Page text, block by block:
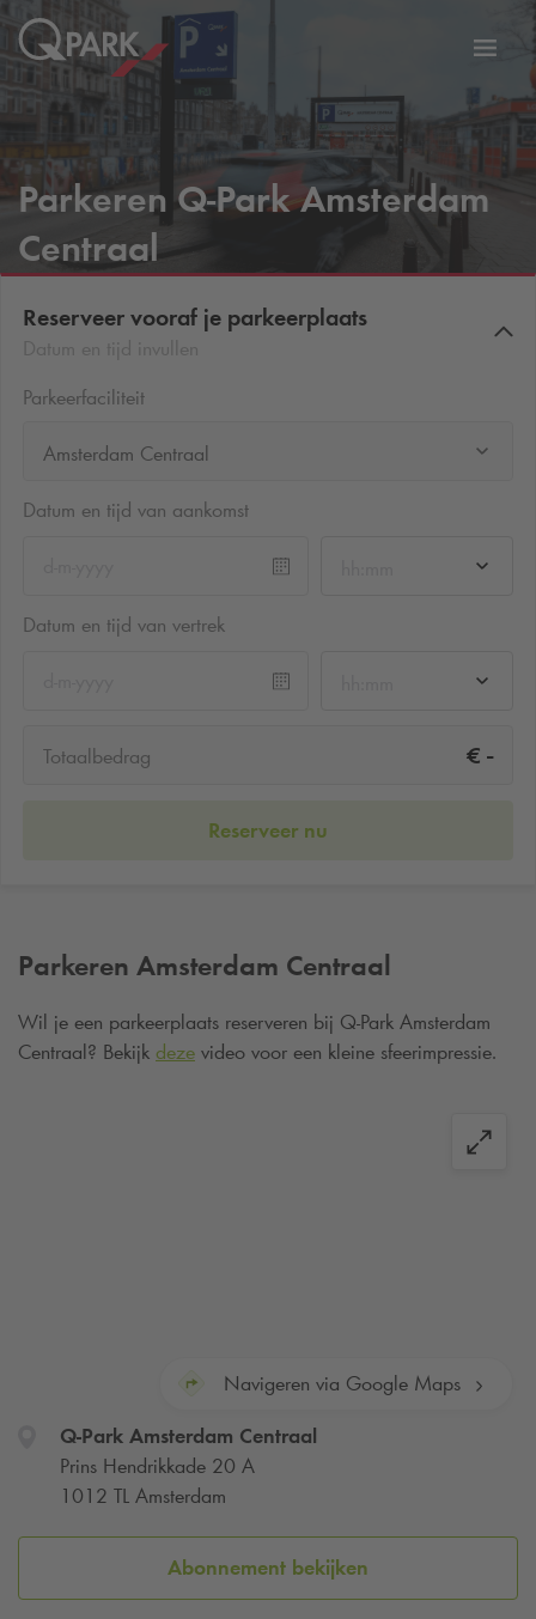
Parkeren Q-ParkAmsterdam
Centraal
Reserveer vooraf je parkeerplaats
Parkeerfaciliteit
Amsterdam Centraal
Datum en tijd van aankomst
Datum en tijd van vertrek
Totaalbedrag € -
Reserveer nu
Parkeren Amsterdam Centraal
Wil je een parkeerplaats reserveren bij Q-Park Amsterdam
Centraal? Bekijk deze video voor een kleine sfeerimpressie.
Navigeren via Google Maps
Q-ParkAmsterdam Centraal
Prins Hendrikkade 20 A
1012 TL Amsterdam
Abonnement bekijken